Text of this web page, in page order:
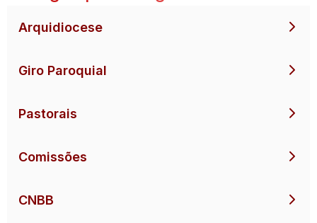
Arquidiocese
Giro Paroquial
Pastorais
Comissões
CNBB